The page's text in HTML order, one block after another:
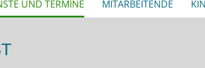
UND TERMINE MITARBEITENDE